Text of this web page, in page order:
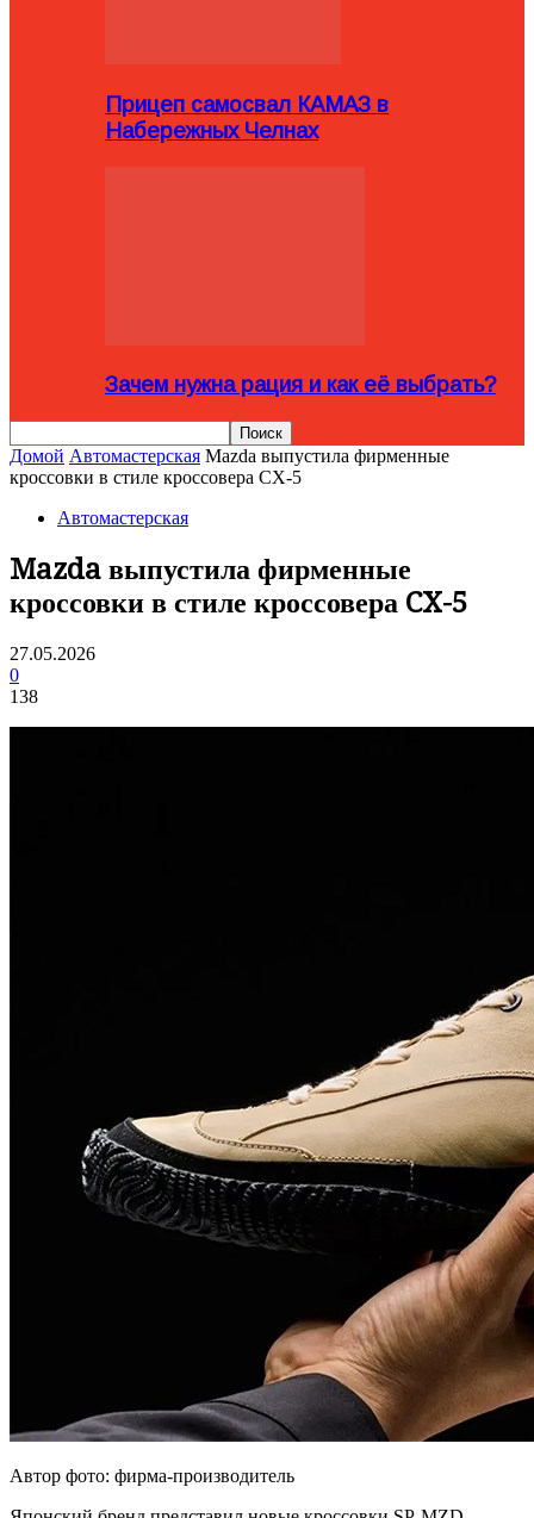
Прицеп самосвал КАМАЗ в
Набережных Челнах
Зачем нужна рация и как её выбрать?
Домой Автомастерская Mazda выпустила фирменные
кроссовки в стиле кроссовера CX-5
Автомастерская
Mazda выпустила фирменные
кроссовки в стиле кроссовера CX-5
27.05.2026
0
138
Автор фото: фирма-производитель